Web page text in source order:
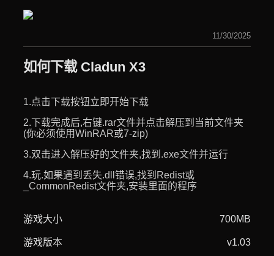
11/30/2025
如何下载 Cladun X3
1.点击下载按钮立即开始下载
2.下载完成后,右键.rar文件并点击解压到当前文件夹
(你必须使用WinRAR或7-zip)
3.双击进入解压好的文件夹,找到.exe文件并运行
4.玩.如果遇到丢失.dll错误,找到Redist或
_CommonRedist文件夹,安装里面的程序
游戏大小 700MB
游戏版本 v1.03